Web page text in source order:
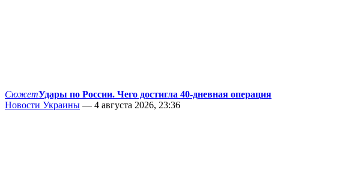
СюжетУдары по России. Чего достигла 40-дневная операция
Новости Украины — 4 августа 2026, 23:36